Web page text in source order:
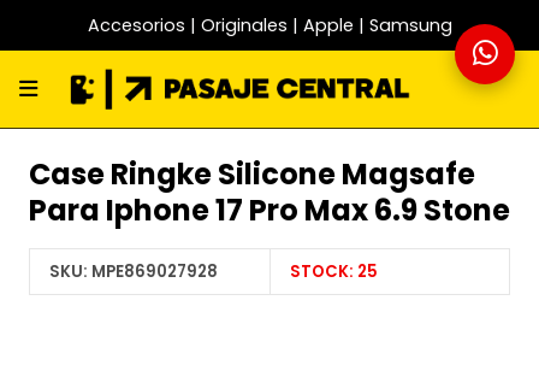
Accesorios | Originales | Apple | Samsung
Case Ringke Silicone Magsafe
Para Iphone 17 Pro Max 6.9 Stone
SKU: MPE869027928 STOCK: 25